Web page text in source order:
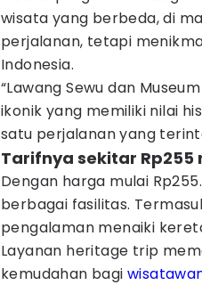
wisata yang berbeda, di
perjalanan, tetapi
Indonesia.
“Lawang Sewu dan
ikonik yang memiliki nilai
satu perjalanan yang
Tarifnya sekitar Rp255
Dengan harga mulai
berbagai fasilitas.
pengalaman menaiki
Layanan heritage trip
kemudahan bagi